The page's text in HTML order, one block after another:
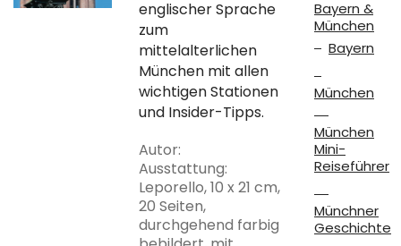
englischer Sprache
zum
mittelalterlichen
München mit allen
wichtigen Stationen
und Insider-Tipps.
Autor:
Ausstattung:
Leporello, 10 x 21 cm,
20 Seiten,
durchgehend farbig
Bayern &
München
Bayern
München
München
Mini-
Reiseführer
Münchner
Geschichte